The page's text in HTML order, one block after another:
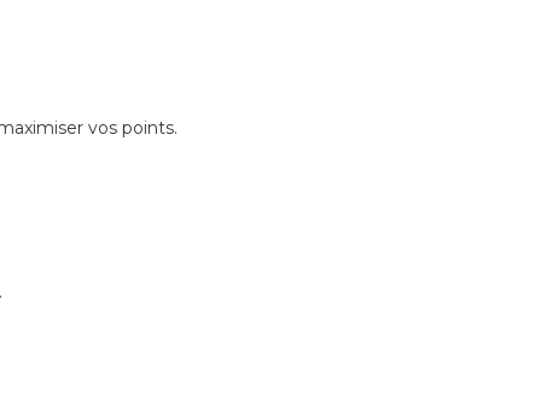
vos points.